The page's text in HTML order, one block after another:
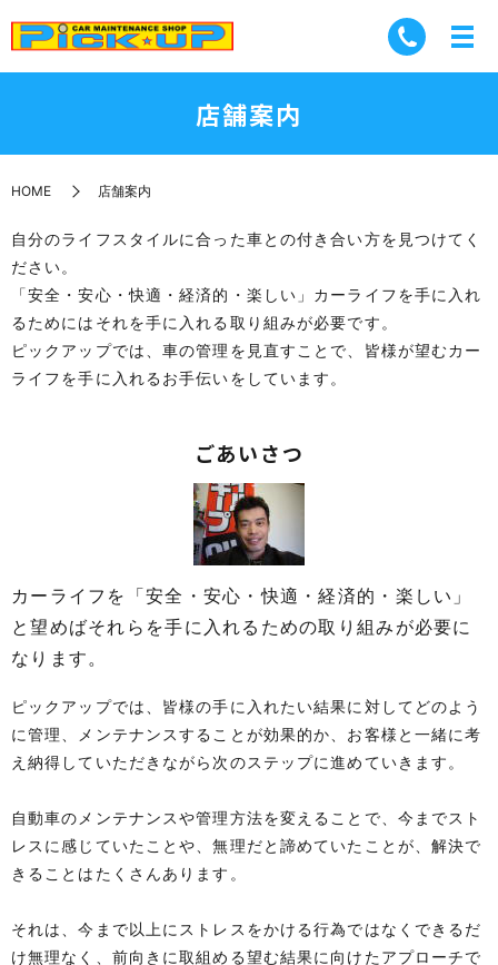
店舗案内
HOME 店舗案内
自分のライフスタイルに合った車との付き合い方を見つけてく
ださい。
「安全・安心・快適・経済的・楽しい」カーライフを手に入れ
るためにはそれを手に入れる取り組みが必要です。
ピックアップでは、車の管理を見直すことで、皆様が望むカー
ライフを手に入れるお手伝いをしています。
ごあいさつ
カーライフを「安全・安心・快適・経済的・楽しい」
と望めばそれらを手に入れるための取り組みが必要に
なります。
ピックアップでは、皆様の手に入れたい結果に対してどのよう
に管理、メンテナンスすることが効果的か、お客様と一緒に考
え納得していただきながら次のステップに進めていきます。
自動車のメンテナンスや管理方法を変えることで、今までスト
レスに感じていたことや、無理だと諦めていたことが、解決で
きることはたくさんあります。
それは、今まで以上にストレスをかける行為ではなくできるだ
け無理なく、前向きに取組める望む結果に向けたアプローチで